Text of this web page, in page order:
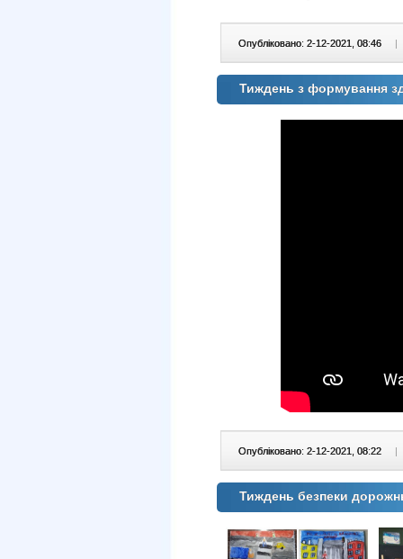
Опубліковано: 2-12-2021, 08:46 |
Тиждень з формування
Опубліковано: 2-12-2021, 08:22 |
Тиждень безпеки